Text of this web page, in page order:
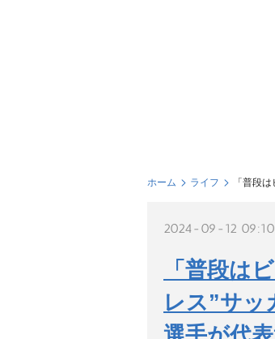
ホーム ライフ 「普段
2024-09-12 09:10
「普段は
レス”サッ